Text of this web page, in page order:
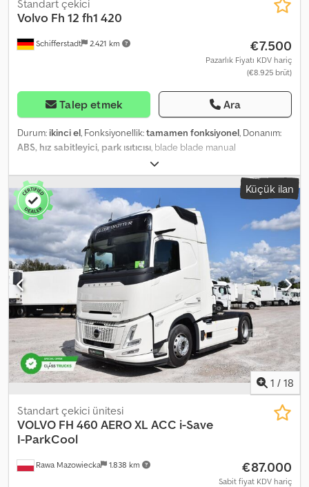
verilmiştir. Ancak, teknik özellikler veya teknik durum
bilgiler, fiyat ve mevcudiyet doğrudan çalışanımız ile iletişime
geçerek teyit edilmelidir: Tel. 605 900 637 – Tobiasz Puścian Karski
şubesi Tel. 661 310 029 – Grzegorz Chorążyczewski Tarnowo
Schifferstadt 2.421 km
Standart çekici
Volvo Fh 12 fh1 420
€7.500
Pazarlık Fiyatı KDV hariç
(€8.925 brüt)
Talep etmek Ara
Durum: ikinci el, Fonksiyonellik:tamamen fonksiyonel, Donanım:
ABS, hız sabitleyici, park ısıtıcısı , blade blade manual
Küçük ilan
1 / 18
Rawa Mazowiecka 1.838 km
Standart çekici ünitesi
VOLVO FH 460 AERO XL ACC i-Save
I-ParkCool
€87.000
Sabit fiyat KDV hariç